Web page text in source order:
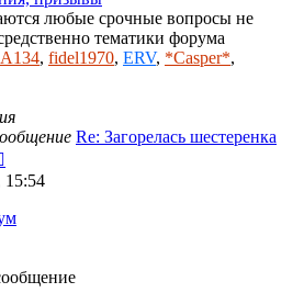
любые срочные вопросы не
тематики форума
, fidel1970, ERV, *Casper*,
Re: Загорелась шестеренка
к
сообщению
15:54